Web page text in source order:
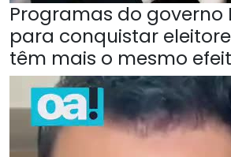
Programas do governo
para conquistar
têm mais o mesmo